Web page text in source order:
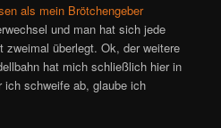
als mein Brötchengeber
und man hat sich jede
zweimal überlegt. Ok, der weitere
hat mich schließlich hier in
ich schweife ab, glaube ich